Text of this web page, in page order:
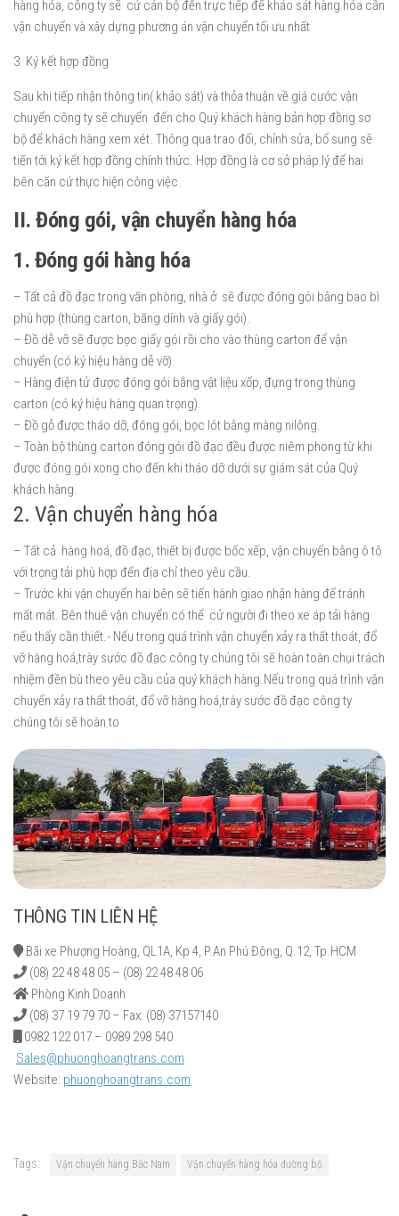
hàng hóa, công ty sẽ cử cán bộ đến trực tiếp để khảo sát hàng hóa cần
vận chuyển và xây dựng phương án vận chuyển tối ưu nhất
3. Ký kết hợp đồng
Sau khi tiếp nhận thông tin( khảo sát) và thỏa thuận về giá cước vận
chuyển công ty sẽ chuyển đến cho Quý khách hàng bản hợp đồng sơ
bộ để khách hàng xem xét. Thông qua trao đổi, chỉnh sửa, bổ sung sẽ
tiến tới ký kết hợp đồng chính thức. Hợp đồng là cơ sở pháp lý để hai
bên căn cứ thực hiện công việc.
II. Đóng gói, vận chuyển hàng hóa
1. Đóng gói hàng hóa
– Tất cả đồ đạc trong văn phòng, nhà ở sẽ được đóng gói bằng bao bì
phù hợp (thùng carton, băng dính và giấy gói).
– Đồ dễ vỡ sẽ được bọc giấy gói rồi cho vào thùng carton để vận
chuyển (có ký hiệu hàng dễ vỡ).
– Hàng điện tử được đóng gói bằng vật liệu xốp, đựng trong thùng
carton (có ký hiệu hàng quan trọng).
– Đồ gỗ được tháo dỡ, đóng gói, bọc lót bằng màng nilông.
– Toàn bộ thùng carton đóng gói đồ đạc đều được niêm phong từ khi
được đóng gói xong cho đến khi tháo dỡ dưới sự giám sát của Quý
khách hàng.
2. Vận chuyển hàng hóa
– Tất cả hàng hoá, đồ đạc, thiết bị được bốc xếp, vận chuyển bằng ô tô
với trọng tải phù hợp đến địa chỉ theo yêu cầu.
– Trước khi vận chuyển hai bên sẽ tiến hành giao nhận hàng để tránh
mất mát. Bên thuê vận chuyển có thể cử người đi theo xe áp tải hàng
nếu thấy cần thiết.- Nếu trong quá trình vận chuyển xảy ra thất thoát, đổ
vỡ hàng hoá,trày sước đồ đạc công ty chúng tôi sẽ hoàn toàn chụi trách
nhiệm đền bù theo yêu cầu của quý khách hàng.Nếu trong quá trình vận
chuyển xảy ra thất thoát, đổ vỡ hàng hoá,trày sước đồ đạc công ty
chúng tôi sẽ hoàn to
THÔNG TIN LIÊN HỆ
Bãi xe Phượng Hoàng, QL1A, Kp 4, P.An Phú Đông, Q.12, Tp.HCM
(08) 22 48 48 05 – (08) 22 48 48 06
Phòng Kinh Doanh
(08) 37 19 79 70 – Fax: (08) 37157140
0982 122 017 – 0989 298 540
Sales@phuonghoangtrans.com
Website: phuonghoangtrans.com
Tags: Vận chuyển hàng Bắc Nam Vận chuyển hàng hóa đường bộ